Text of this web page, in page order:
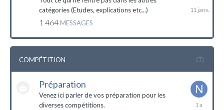
catégories (Etudes, explications etc...)
1 464 MESSAGES
COMPÉTITION
Préparation
Venez ici parler de vos préparation pour les
diverses compétitions.
14